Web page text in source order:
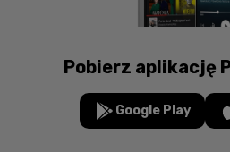
Pobierz aplikację
Google Play